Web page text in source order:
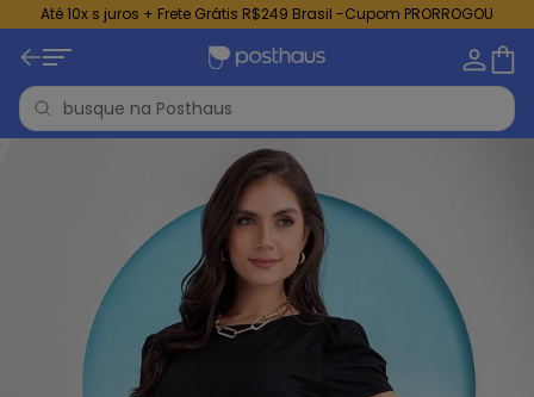
Até 10x s juros + Frete Grátis R$249 Brasil -Cupom PRORROGOU